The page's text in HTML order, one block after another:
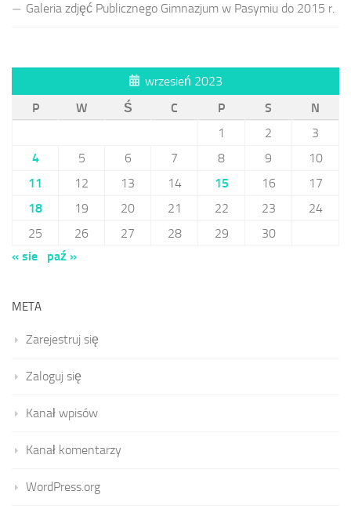
Galeria zdjęć Publicznego Gimnazjum w Pasymiu do 2015 r.
wrzesień 2023
P
W Ś C P S
N
1
2
3
4
5 6 7 8 9
10
11
12 13 14 15 16
17
18
19 20 21 22 23
24
25
26 27 28 29
30
« sie
paź »
META
Zarejestruj się
Zaloguj się
Kanał wpisów
Kanał komentarzy
WordPress.org